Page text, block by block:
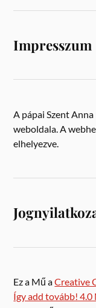
Impresszum
A pápai Szent
weboldala. A
elhelyezve.
Ez a Mű aCreative
Így add tovább! 4.0